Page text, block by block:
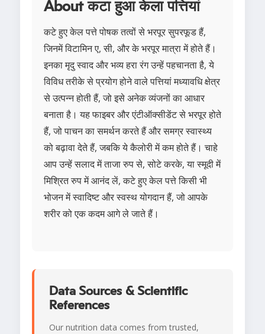
About कटा हुआ केला पत्तियां
कटे हुए केल पत्ते पोषक तत्वों से भरपूर सुपरफूड हैं,
जिनमें विटामिन ए, सी, और के भरपूर मात्रा में होते हैं।
इनका मृदु स्वाद और भव्य हरा रंग उन्हें पहचानता है, ये
विविध तरीके से प्रयोग होने वाले पत्तियां मध्यावधि क्षेत्र
से उत्पन्न होती हैं, जो इसे अनेक व्यंजनों का आधार
बनाता है। यह फाइबर और एंटीऑक्सीडेंट से भरपूर होते
हैं, जो पाचन का समर्थन करते हैं और समग्र स्वास्थ्य
को बढ़ावा देते हैं, जबकि ये कैलोरी में कम होते हैं। चाहे
आप उन्हें सलाद में ताजा रुप से, सोटे करके, या स्मूदी में
मिश्रित रुप में आनंद लें, कटे हुए केल पत्ते किसी भी
भोजन में स्वादिष्ट और स्वस्थ योगदान हैं, जो आपके
शरीर को एक कदम आगे ले जाते हैं।
Data Sources & Scientific
References
Our nutrition data comes from trusted,